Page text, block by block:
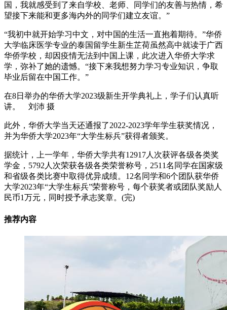
国，我就感受到了来自学校、老师、同学们的友善与热情，希
望接下来能和更多海内外的同学们建立友谊。”
“我初中就开始学习中文，对中国的生活一直抱着期待。”华侨
大学临床医学专业的泰国留学生新生芷荷虽然高中就读于广西
华侨学校，却因疫情无法到中国上课，此次进入华侨大学求
学，弥补了她的遗憾。“接下来我想努力学习专业知识，争取
毕业后留在中国工作。”
在8日举办的华侨大学2023级新生开学典礼上，学子们认真听
讲。 刘沛 摄
此外，华侨大学当天还通报了2022-2023学年学生获奖情况，
并为华侨大学2023年“大学生标兵”获得者颁奖。
据统计，上一学年，华侨大学共有12917人次获评各级各类奖
学金，5792人次荣获各级各类荣誉称号，2511名同学在国家级
和省级各类比赛中取得优异成绩。12名同学和6个团队获华侨
大学2023年“大学生标兵”荣誉称号，每个获奖者或团队奖励人
民币1万元，同时授予承志奖章。(完)
推荐内容